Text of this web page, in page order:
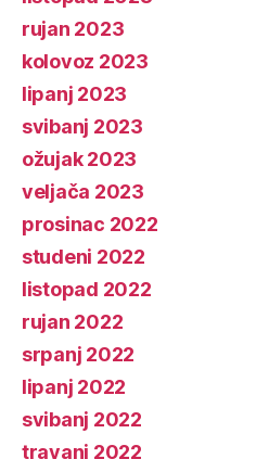
rujan 2023
kolovoz 2023
lipanj 2023
svibanj 2023
ožujak 2023
veljača 2023
prosinac 2022
studeni 2022
listopad 2022
rujan 2022
srpanj 2022
lipanj 2022
svibanj 2022
travanj 2022